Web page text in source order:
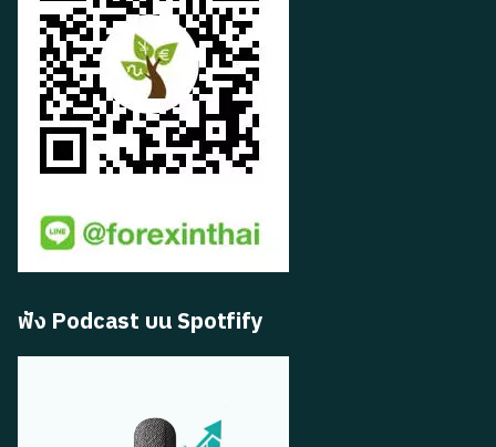
ฟัง Podcast บน Spotfify